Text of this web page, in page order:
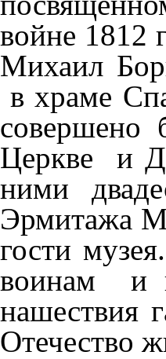
войне 1812
Михаил
в храме
совершено
Церкве и
ними
Эрмитажа
гости
воинам и
нашествия
Отечество